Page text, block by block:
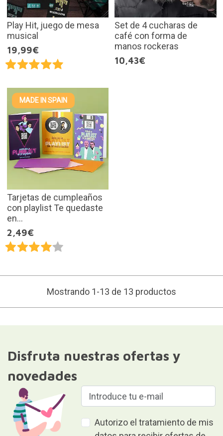
Play Hit, juego de mesa
musical
19,99€
Set de 4 cucharas de
café con forma de
manos rockeras
10,43€
MADE IN SPAIN
Tarjetas de cumpleaños
con playlist Te quedaste
en...
2,49€
Mostrando 1-13 de 13 productos
Disfruta nuestras ofertas y
novedades
Autorizo el tratamiento de mis